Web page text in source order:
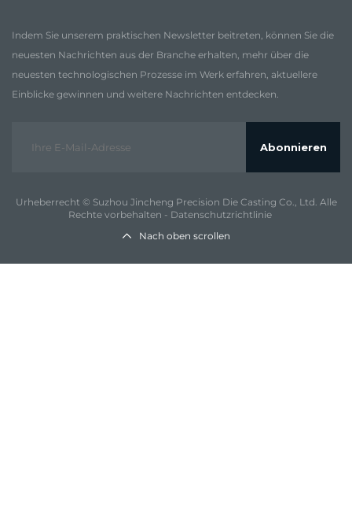
Indem Sie unserem praktischen Newsletter beitreten, können Sie die
neuesten Nachrichten aus der Branche erhalten, mehr über die
neuesten technologischen Prozesse im Werk erfahren, aktuellere
Einblicke gewinnen und weitere Nachrichten entdecken.
Abonnieren
Urheberrecht © Suzhou Jincheng Precision Die Casting Co., Ltd. Alle
Rechte vorbehalten - Datenschutzrichtlinie
Nach oben scrollen